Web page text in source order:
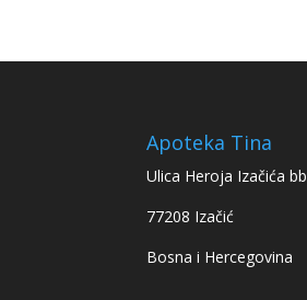
Apoteka Tina
Ulica Heroja Izačića bb
77208 Izačić
Bosna i Hercegovina